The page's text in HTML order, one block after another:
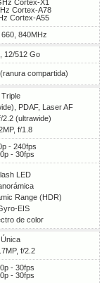
Cortex-X1
Cortex-A78
Cortex-A55
840MHz
12/512 Go
compartida)
Triple
PDAF, Laser AF
2.2 (ultrawide)
f/1.8
- 240fps
- 30fps
LED
Range (HDR)
EIS
de color
Única
f/2.2
- 30fps
- 30fps